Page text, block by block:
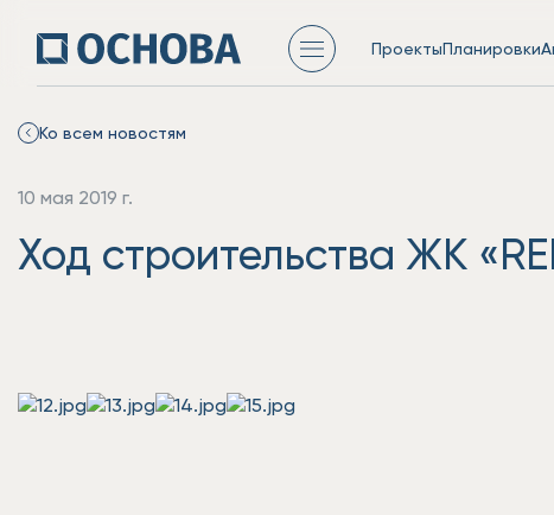
ПроектыПланировки
Ко всем новостям
10 мая 2019 г.
Ход строительства ЖК